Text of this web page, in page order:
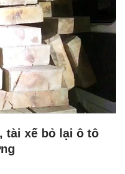
tài xế bỏ lại ô tô